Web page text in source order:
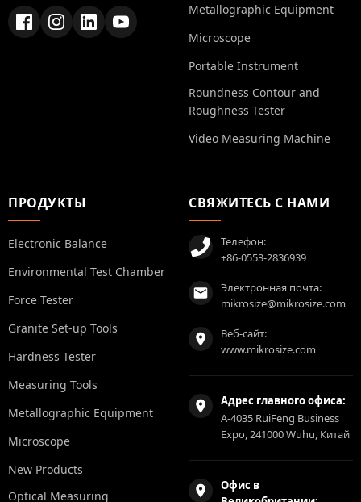
Metallographic Equipment
Microscope
Portable Instrument
Roundness Contour and
Roughness Tester
Video Measuring Machine
ПРОДУКТЫ
Electronic Balance
Environmental Test Chamber
Force Tester
Granite Set-up Tools
Hardness Tester
Measuring Tools
Metallographic Equipment
Microscope
New Products
Optical Measuring
СВЯЖИТЕСЬ С НАМИ
Телефон:
+86-0553-2836939
Электронная почта:
mikrosize@mikrosize.com
Веб-сайт:
www.mikrosize.com
Адрес главного офиса:
A-4035 RuiFeng Business
Expo, 241000 Wuhu, Китай
Офис в